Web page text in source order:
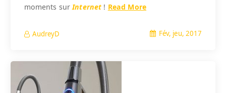
moments surInternet ! Read More
AudreyD Fév, jeu, 2017